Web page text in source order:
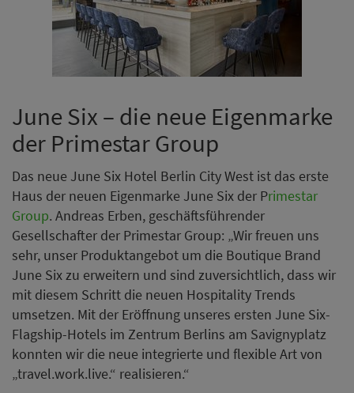
June Six – die neue Eigenmarke
der Primestar Group
Das neue June Six Hotel Berlin City West ist das erste
Haus der neuen Eigenmarke June Six der Primestar
Group. Andreas Erben, geschäftsführender
Gesellschafter der Primestar Group: „Wir freuen uns
sehr, unser Produktangebot um die Boutique Brand
June Six zu erweitern und sind zuversichtlich, dass wir
mit diesem Schritt die neuen Hospitality Trends
umsetzen. Mit der Eröffnung unseres ersten June Six-
Flagship-Hotels im Zentrum Berlins am Savignyplatz
konnten wir die neue integrierte und flexible Art von
„travel.work.live.“ realisieren.“